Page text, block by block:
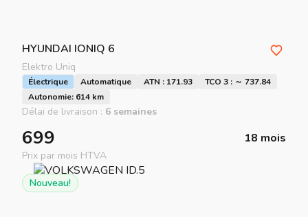
HYUNDAI IONIQ 6
Elektro Uniq
Électrique Automatique ATN : 171.93
TCO 3 : ～ 737.84
Autonomie: 614 km
Délai de livraison : 6 semaines
699 18 mois
Prix par mois HTVA
Nouveau!